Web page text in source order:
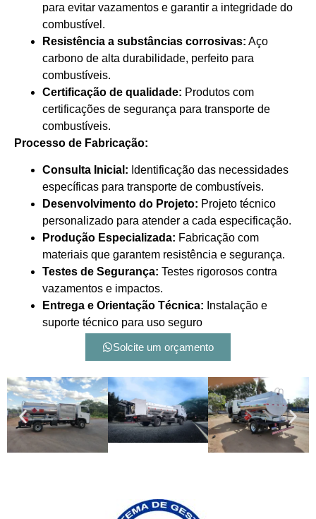
para evitar vazamentos e garantir a integridade do
combustível.
Resistência a substâncias corrosivas: Aço
carbono de alta durabilidade, perfeito para
combustíveis.
Certificação de qualidade: Produtos com
certificações de segurança para transporte de
combustíveis.
Processo de Fabricação:
Consulta Inicial: Identificação das necessidades
específicas para transporte de combustíveis.
Desenvolvimento do Projeto: Projeto técnico
personalizado para atender a cada especificação.
Produção Especializada: Fabricação com
materiais que garantem resistência e segurança.
Testes de Segurança: Testes rigorosos contra
vazamentos e impactos.
Entrega e Orientação Técnica: Instalação e
suporte técnico para uso seguro
Solcite um orçamento